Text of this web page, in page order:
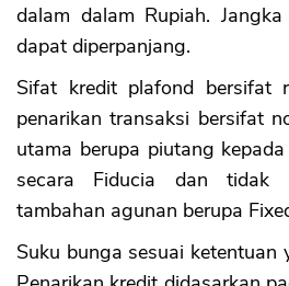
dalam dalam Rupiah.
dapat diperpanjang.
Sifat kredit plafond bersifat
penarikan transaksi bersifat
utama berupa piutang
secara Fiducia dan tidak
tambahan agunan berupa
Suku bunga sesuai ketentuan